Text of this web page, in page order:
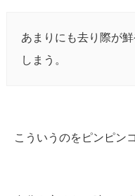
あまりにも去り際が
しまう。
こういうのをピンピン